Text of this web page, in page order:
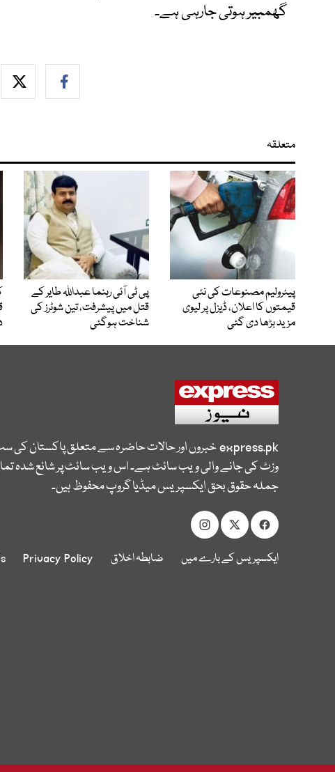
گھمبیر ہوتی جارہی ہے۔
متعلقہ
پیٹرولیم مصنوعات کی نئی
قیمتوں کا اعلان، ڈیزل پر لیوی
مزید بڑھا دی گئی
پی ٹی آئی رہنما عبداللہ طایر کے
قتل میں پیشرفت، تین شوٹرز کی
شناخت ہوگئی
express.pkخبروں اور حالات حاضرہ سے متعلق پاکستان کی
وزٹ کی جانے والی ویب سائٹ ہے۔ اس ویب سائٹ پر شائع شدہ
جملہ حقوق بحق ایکسپریس میڈیا گروپ محفوظ ہیں۔
ایکسپریس کے بارے میں ضابطہ اخلاق Privacy Policy